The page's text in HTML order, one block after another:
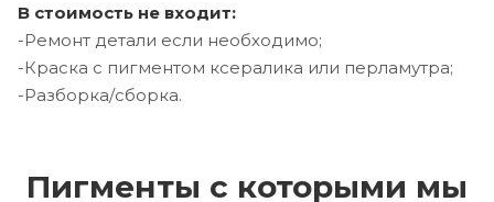
В стоимость не входит:
-Ремонт детали если необходимо;
-Краска с пигментом ксералика или перламутра;
-Разборка/сборка.
Пигменты с которыми мы